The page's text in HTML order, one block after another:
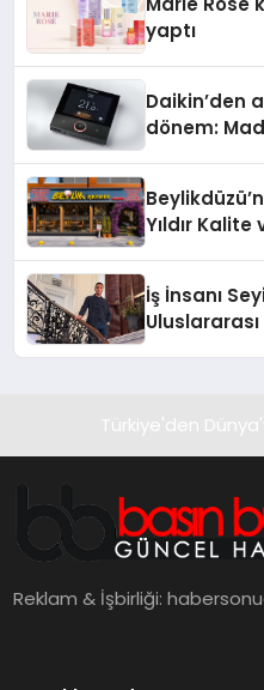
yaptı
Daikin’den
dönem:
Yıldır
İş İnsanı
Türkiye'den
Reklam & İşbirliği: